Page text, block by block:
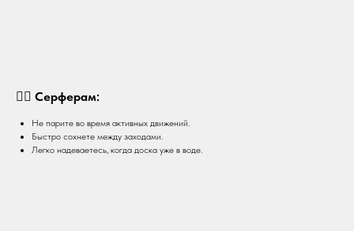
🏄‍♂️ Cерферам:
Не парите во время активных движений.
Быстро сохнете между заходами.
Легко надеваетесь, когда доска уже в воде.